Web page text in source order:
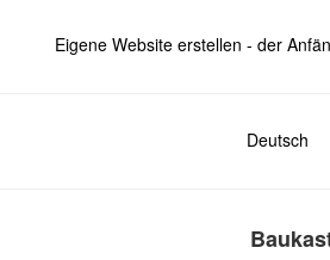
Eigene Website erstellen - der
Deutsch